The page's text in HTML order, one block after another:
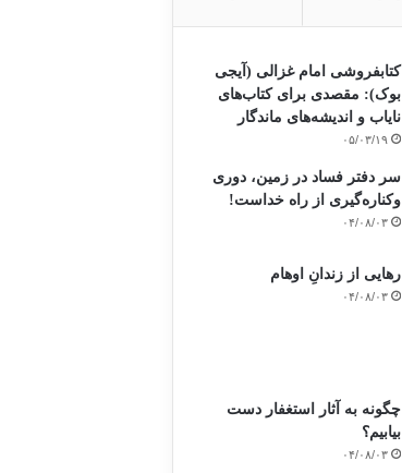
کتابفروشی امام غزالی (آیجی
بوک): مقصدی برای کتاب‌های
نایاب و اندیشه‌های ماندگار
۰۵/۰۳/۱۹
سر دفتر فساد در زمین‌، دوری
وکناره‌گیری از راه خداست‌!
۰۴/۰۸/۰۳
رهایی از زندانِ اوهام
۰۴/۰۸/۰۳
چگونه به آثار استغفار دست
بیابیم؟
۰۴/۰۸/۰۳